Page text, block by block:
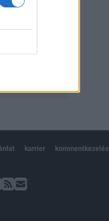
karrier kommentkezelés